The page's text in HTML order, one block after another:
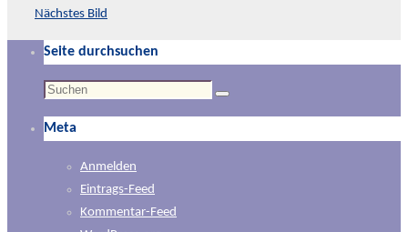
Nächstes Bild
Seite durchsuchen
Suchen
Suchen
Meta
Anmelden
Eintrags-Feed
Kommentar-Feed